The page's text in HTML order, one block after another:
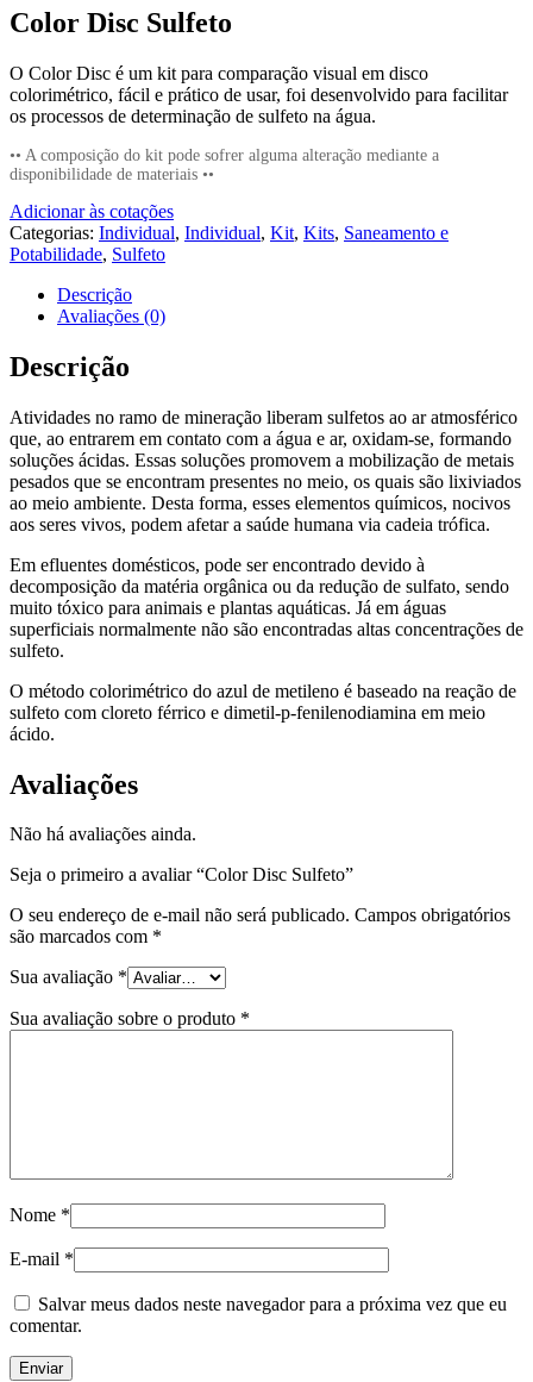
Color Disc Sulfeto
O Color Disc é um kit para comparação visual em disco
colorimétrico, fácil e prático de usar, foi desenvolvido para facilitar
os processos de determinação de sulfeto na água.
•• A composição do kit pode sofrer alguma alteração mediante a
disponibilidade de materiais ••
Adicionar às cotações
Categorias: Individual, Individual, Kit, Kits, Saneamento e
Potabilidade, Sulfeto
Descrição
Avaliações (0)
Descrição
Atividades no ramo de mineração liberam sulfetos ao ar atmosférico
que, ao entrarem em contato com a água e ar, oxidam-se, formando
soluções ácidas. Essas soluções promovem a mobilização de metais
pesados que se encontram presentes no meio, os quais são lixiviados
ao meio ambiente. Desta forma, esses elementos químicos, nocivos
aos seres vivos, podem afetar a saúde humana via cadeia trófica.
Em efluentes domésticos, pode ser encontrado devido à
decomposição da matéria orgânica ou da redução de sulfato, sendo
muito tóxico para animais e plantas aquáticas. Já em águas
superficiais normalmente não são encontradas altas concentrações de
sulfeto.
O método colorimétrico do azul de metileno é baseado na reação de
sulfeto com cloreto férrico e dimetil-p-fenilenodiamina em meio
ácido.
Avaliações
Não há avaliações ainda.
Seja o primeiro a avaliar “Color Disc Sulfeto”
O seu endereço de e-mail não será publicado. Campos obrigatórios
são marcados com *
Sua avaliação *
Sua avaliação sobre o produto *
Nome *
E-mail *
Salvar meus dados neste navegador para a próxima vez que eu
comentar.